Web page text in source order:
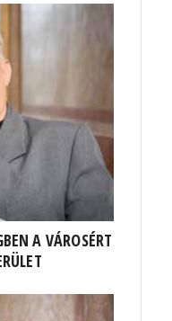
A VÁROSÉRT